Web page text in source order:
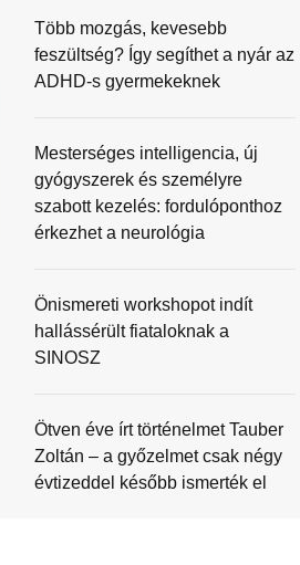
Több mozgás, kevesebb
feszültség? Így segíthet a nyár az
ADHD-s gyermekeknek
Mesterséges intelligencia, új
gyógyszerek és személyre
szabott kezelés: fordulóponthoz
érkezhet a neurológia
Önismereti workshopot indít
hallássérült fiataloknak a
SINOSZ
Ötven éve írt történelmet Tauber
Zoltán – a győzelmet csak négy
évtizeddel később ismerték el